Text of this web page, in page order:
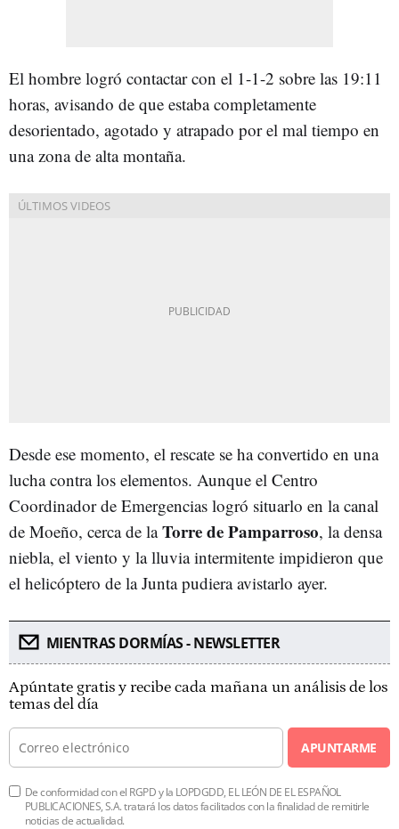
El hombre logró contactar con el 1-1-2 sobre las 19:11
horas, avisando de que estaba completamente
desorientado, agotado y atrapado por el mal tiempo en
una zona de alta montaña.
Desde ese momento, el rescate se ha convertido en una
lucha contra los elementos. Aunque el Centro
Coordinador de Emergencias logró situarlo en la canal
de Moeño, cerca de laTorre de Pamparroso, la densa
niebla, el viento y la lluvia intermitente impidieron que
el helicóptero de la Junta pudiera avistarlo ayer.
MIENTRAS DORMÍAS - NEWSLETTER
Apúntate gratis y recibe cada mañana un análisis de los
temas del día
APUNTARME
De conformidad con el RGPD y la LOPDGDD, EL LEÓN DE EL ESPAÑOL
PUBLICACIONES, S.A. tratará los datos facilitados con la finalidad de remitirle
noticias de actualidad.